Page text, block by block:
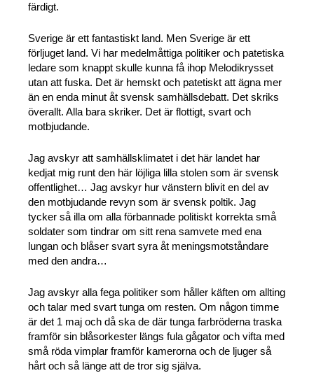
färdigt.
Sverige är ett fantastiskt land. Men Sverige är ett
förljuget land. Vi har medelmåttiga politiker och patetiska
ledare som knappt skulle kunna få ihop Melodikrysset
utan att fuska. Det är hemskt och patetiskt att ägna mer
än en enda minut åt svensk samhällsdebatt. Det skriks
överallt. Alla bara skriker. Det är flottigt, svart och
motbjudande.
Jag avskyr att samhällsklimatet i det här landet har
kedjat mig runt den här löjliga lilla stolen som är svensk
offentlighet… Jag avskyr hur vänstern blivit en del av
den motbjudande revyn som är svensk poltik. Jag
tycker så illa om alla förbannade politiskt korrekta små
soldater som tindrar om sitt rena samvete med ena
lungan och blåser svart syra åt meningsmotståndare
med den andra…
Jag avskyr alla fega politiker som håller käften om allting
och talar med svart tunga om resten. Om någon timme
är det 1 maj och då ska de där tunga farbröderna traska
framför sin blåsorkester längs fula gågator och vifta med
små röda vimplar framför kamerorna och de ljuger så
hårt och så länge att de tror sig själva.